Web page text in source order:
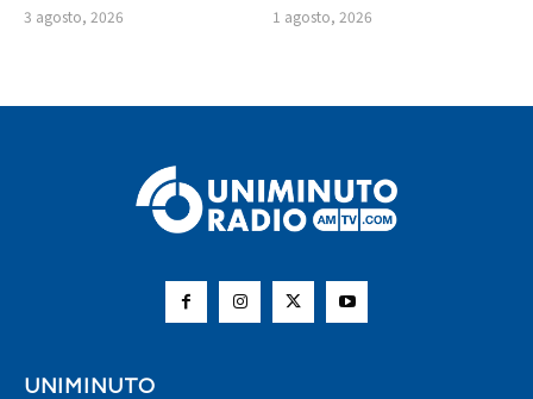
3 agosto, 2026 1 agosto, 2026
UNIMINUTO